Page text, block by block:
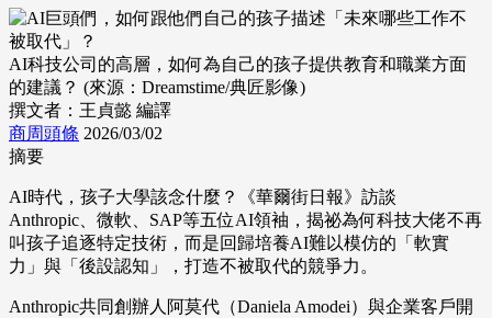
AI科技公司的高層，如何為自己的孩子提供教育和職業方面
的建議？ (來源：Dreamstime/典匠影像)
撰文者：王貞懿 編譯
商周頭條 2026/03/02
摘要
AI時代，孩子大學該念什麼？《華爾街日報》訪談
Anthropic、微軟、SAP等五位AI領袖，揭祕為何科技大佬不再
叫孩子追逐特定技術，而是回歸培養AI難以模仿的「軟實
力」與「後設認知」，打造不被取代的競爭力。
Anthropic共同創辦人阿莫代（Daniela Amodei）與企業客戶開